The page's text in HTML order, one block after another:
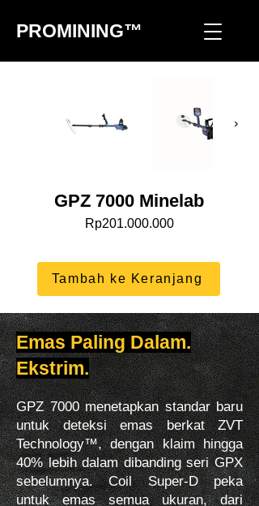
PROMINING™
GPZ 7000 Minelab
Rp201.000.000
Tambah ke Keranjang
Emas Paling Dalam.
Ekstrim.
GPZ 7000 menetapkan standar baru
untuk deteksi emas berkat ZVT
Technology™, dengan klaim hingga
40% lebih dalam dibanding seri GPX
sebelumnya. Coil Super-D peka
untuk emas semua ukuran, dari